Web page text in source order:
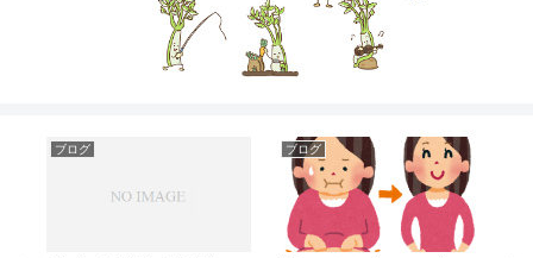
ブログ ブログ